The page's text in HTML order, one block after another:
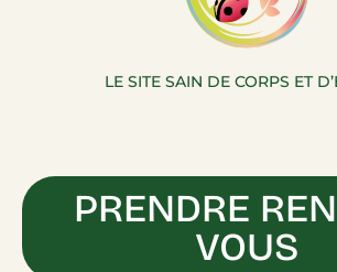
LE SITE SAIN DE CORPS ET
PRENDRE
VOUS